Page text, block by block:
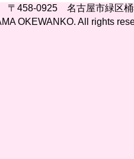
〒458-0925 名古屋市緑区桶
OKEWANKO. All rights